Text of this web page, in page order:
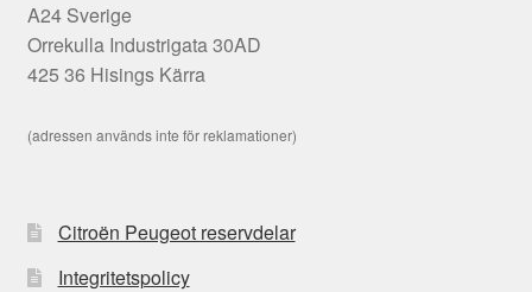
A24 Sverige
Orrekulla Industrigata 30AD
425 36 Hisings Kärra
(adressen används inte för reklamationer)
Citroën Peugeot reservdelar
Integritetspolicy